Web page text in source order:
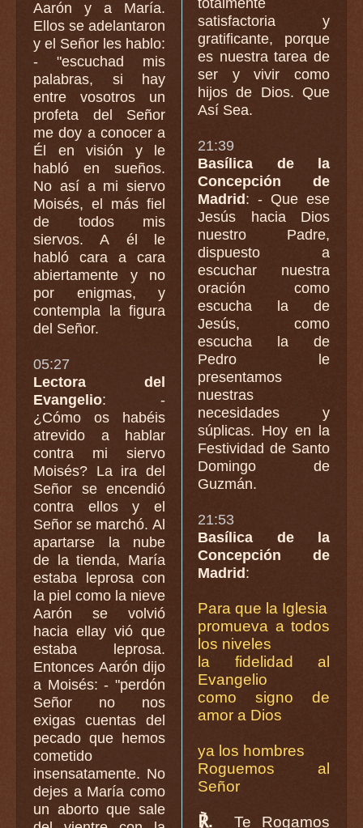
Aarón y a María.
Ellos se adelantaron
y el Señor les hablo:
- "escuchad mis
palabras, si hay
entre vosotros un
profeta del Señor
me doy a conocer a
Él en visión y le
habló en sueños.
No así a mi siervo
Moisés, el más fiel
de todos mis
siervos. A él le
habló cara a cara
abiertamente y no
por enigmas, y
contempla la figura
del Señor.
05:27
Lectora del
Evangelio: -
¿Cómo os habéis
atrevido a hablar
contra mi siervo
Moisés? La ira del
Señor se encendió
contra ellos y el
Señor se marchó. Al
apartarse la nube
de la tienda, María
estaba leprosa con
la piel como la nieve
Aarón se volvió
hacia ellay vió que
estaba leprosa.
Entonces Aarón dijo
a Moisés: - "perdón
Señor no nos
exigas cuentas del
pecado que hemos
cometido
insensatamente. No
dejes a María como
un aborto que sale
satisfactoria y
gratificante, porque
es nuestra tarea de
ser y vivir como
hijos de Dios. Que
Así Sea.
21:39
Basílica de la
Concepción de
Madrid: - Que ese
Jesús hacia Dios
nuestro Padre,
dispuesto a
escuchar nuestra
oración como
escucha la de
Jesús, como
escucha la de
Pedro le
presentamos
nuestras
necesidades y
súplicas. Hoy en la
Festividad de Santo
Domingo de
Guzmán.
21:53
Basílica de la
Concepción de
Madrid:
Para que la Iglesia
promueva a todos
los niveles
la fidelidad al
Evangelio
como signo de
amor a Dios
ya los hombres
Roguemos al
Señor
℟.
Te Rogamos